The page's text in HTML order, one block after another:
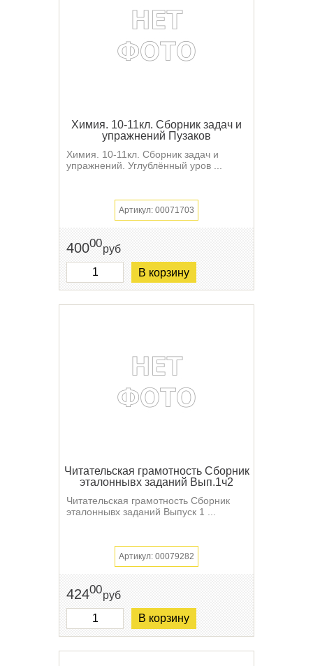
Химия. 10-11кл. Сборник задач и
упражнений Пузаков
Химия. 10-11кл. Сборник задач и
упражнений. Углублённый уров ...
Артикул: 00071703
40000руб
В корзину
Читательская грамотность Сборник
эталоннывх заданий Вып.1ч2
Читательская грамотность Сборник
эталоннывх заданий Выпуск 1 ...
Артикул: 00079282
42400руб
В корзину